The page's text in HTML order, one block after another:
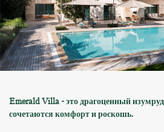
Emerald Villa - это драгоценный
сочетаются комфорт и роскошь.